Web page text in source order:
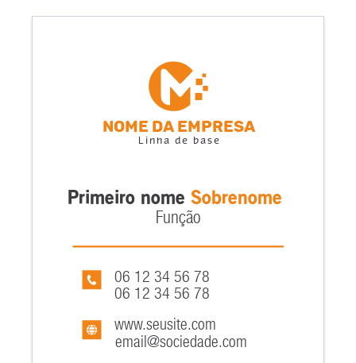
Blog
INICIAR SESSÃO
06 12 34 56 78
www.seusite.com
email@sociedade.com
06 12 34 56 78
Função
Primeiro nome Sobrenome
Nome da empresa
Linha de base